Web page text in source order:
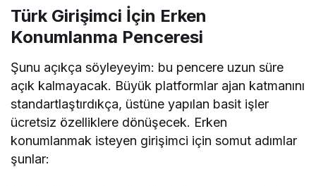
Türk Girişimci İçin Erken
Konumlanma Penceresi
Şunu açıkça söyleyeyim: bu pencere uzun süre
açık kalmayacak. Büyük platformlar ajan katmanını
standartlaştırdıkça, üstüne yapılan basit işler
ücretsiz özelliklere dönüşecek. Erken
konumlanmak isteyen girişimci için somut adımlar
şunlar: